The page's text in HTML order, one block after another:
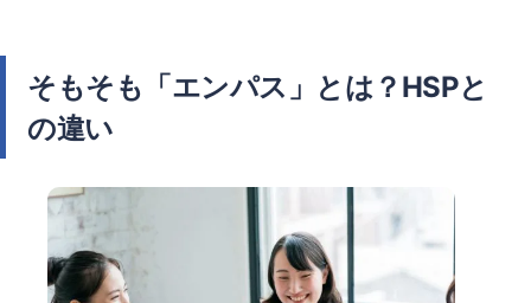
そもそも「エンパス」とは？HSPと
の違い